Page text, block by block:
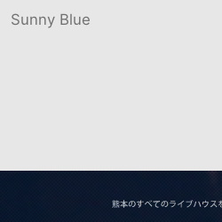
Sunny Blue